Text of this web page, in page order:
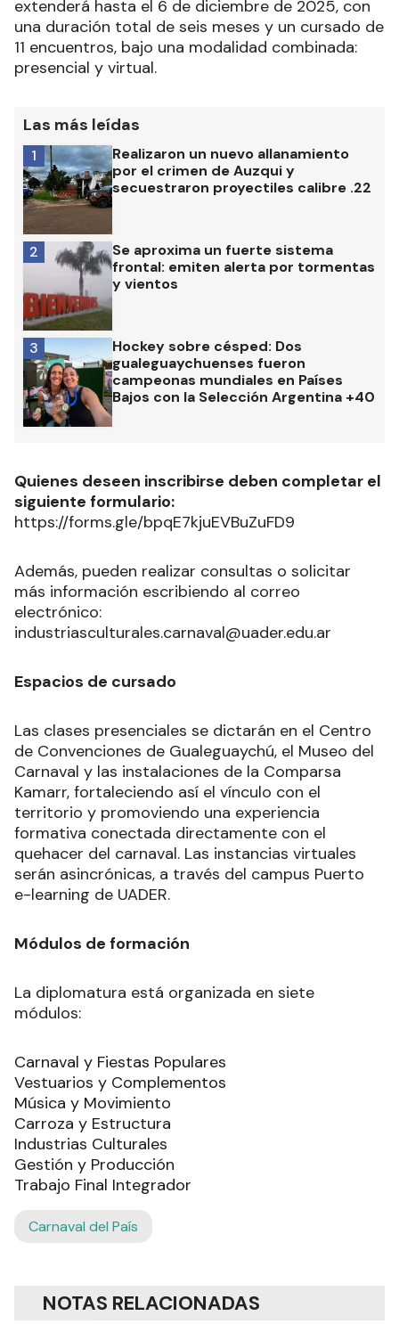
extenderá hasta el 6 de diciembre de 2025, con
una duración total de seis meses y un cursado de
11 encuentros, bajo una modalidad combinada:
presencial y virtual.
Las más leídas
Realizaron un nuevo allanamiento
por el crimen de Auzqui y
secuestraron proyectiles calibre .22
1
Se aproxima un fuerte sistema
frontal: emiten alerta por tormentas
y vientos
2
Hockey sobre césped: Dos
gualeguaychuenses fueron
campeonas mundiales en Países
Bajos con la Selección Argentina +40
3
Quienes deseen inscribirse deben completar el
siguiente formulario:
https://forms.gle/bpqE7kjuEVBuZuFD9
Además, pueden realizar consultas o solicitar
más información escribiendo al correo
electrónico:
industriasculturales.carnaval@uader.edu.ar
Espacios de cursado
Las clases presenciales se dictarán en el Centro
de Convenciones de Gualeguaychú, el Museo del
Carnaval y las instalaciones de la Comparsa
Kamarr, fortaleciendo así el vínculo con el
territorio y promoviendo una experiencia
formativa conectada directamente con el
quehacer del carnaval. Las instancias virtuales
serán asincrónicas, a través del campus Puerto
e-learning de UADER.
Módulos de formación
La diplomatura está organizada en siete
módulos:
Carnaval y Fiestas Populares
Vestuarios y Complementos
Música y Movimiento
Carroza y Estructura
Industrias Culturales
Gestión y Producción
Trabajo Final Integrador
Carnaval del País
NOTAS RELACIONADAS